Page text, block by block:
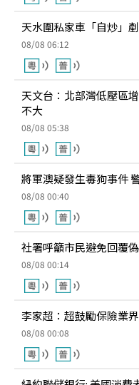
天水圍私家車「自炒」
08/08 06:12
天文台：北部灣低壓區
不大
08/08 05:38
將軍澳疑發生毒狗事件
08/08 00:40
社署呼籲市民避免回覆
08/08 00:14
李家超：超鼓勵保險業
08/08 00:08